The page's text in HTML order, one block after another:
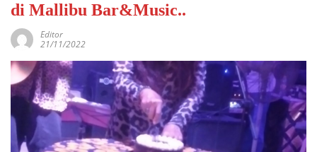
di Mallibu Bar&Music..
Editor
21/11/2022